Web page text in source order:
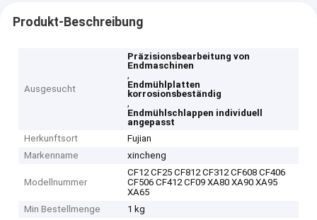
Produkt-Beschreibung
Ausgesucht
Präzisionsbearbeitung von
Endmaschinen
,
Endmühlplatten
korrosionsbeständig
,
Endmühlschlappen individuell
angepasst
Herkunftsort
Fujian
Markenname
xincheng
Modellnummer
CF12 CF25 CF812 CF312 CF608 CF406
CF506 CF412 CF09 XA80 XA90 XA95
XA65
Min Bestellmenge
1 kg